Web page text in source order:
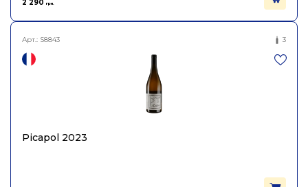
2 290 грн.
Арт.: S8843 3
Picapol 2023